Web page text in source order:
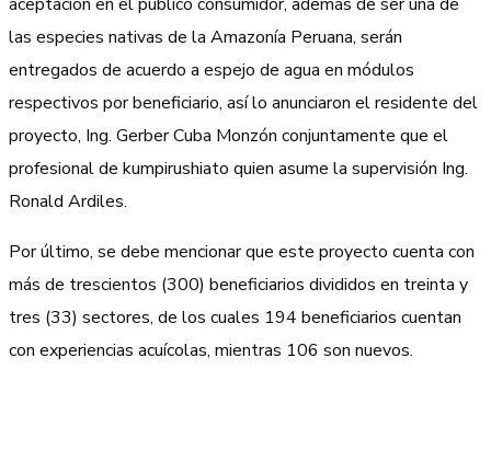
las especies nativas de la Amazonía Peruana, serán
entregados de acuerdo a espejo de agua en módulos
respectivos por beneficiario, así lo anunciaron el residente del
proyecto, Ing. Gerber Cuba Monzón conjuntamente que el
profesional de kumpirushiato quien asume la supervisión Ing.
Ronald Ardiles.
Por último, se debe mencionar que este proyecto cuenta con
más de trescientos (300) beneficiarios divididos en treinta y
tres (33) sectores, de los cuales 194 beneficiarios cuentan
con experiencias acuícolas, mientras 106 son nuevos.